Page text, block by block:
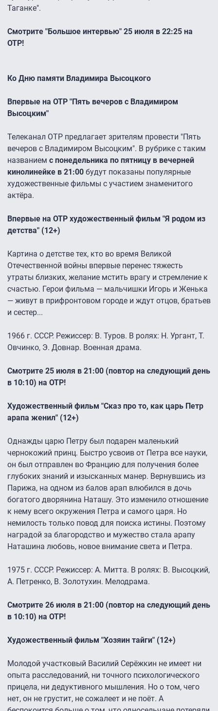
Таганке".
Смотрите "Большое интервью" 25 июля в 22:25 на
ОТР!
Ко Дню памяти Владимира Высоцкого
Впервые на ОТР "Пять вечеров с Владимиром
Высоцким"
Телеканал ОТР предлагает зрителям провести "Пять
вечеров с Владимиром Высоцким". В рубрике с таким
названием с понедельника по пятницу в вечерней
кинолинейке в 21:00 будут показаны популярные
художественные фильмы с участием знаменитого
актёра.
Впервые на ОТР художественный фильм "Я родом из
детства" (12+)
Картина о детстве тех, кто во время Великой
Отечественной войны впервые перенес тяжесть
утраты близких, желание мстить врагу и стремление к
счастью. Герои фильма — мальчишки Игорь и Женька
— живут в прифронтовом городе и ждут отцов, братьев
и сестер...
1966 г. СССР. Режиссер: В. Туров. В ролях: Н. Ургант, Т.
Овчинко, Э. Довнар. Военная драма.
Смотрите 25 июля в 21:00 (повтор на следующий день
в 10:10) на ОТР!
Художественный фильм "Сказ про то, как царь Петр
арапа женил" (12+)
Однажды царю Петру был подарен маленький
чернокожий принц. Быстро усвоив от Петра все науки,
он был отправлен во Францию для получения более
глубоких знаний и изысканных манер. Вернувшись из
Парижа, на одном из балов арап влюбился в дочь
богатого дворянина Наташу. Это изменило отношение
к нему всего окружения Петра и самого царя. Но
немилость только повод для поиска истины. Поэтому
наградой за благородство и мужество стала арапу
Наташина любовь, новое внимание света и Петра.
1975 г. СССР. Режиссер: А. Митта. В ролях: В. Высоцкий,
А. Петренко, В. Золотухин. Мелодрама.
Смотрите 26 июля в 21:00 (повтор на следующий день
в 10:10) на ОТР!
Художественный фильм "Хозяин тайги" (12+)
Молодой участковый Василий Серёжкин не имеет ни
опыта расследований, ни точного психологического
прицела, ни дедуктивного мышления. Но о том, чего
нет, он не грустит, не сожалеет и не поёт. А